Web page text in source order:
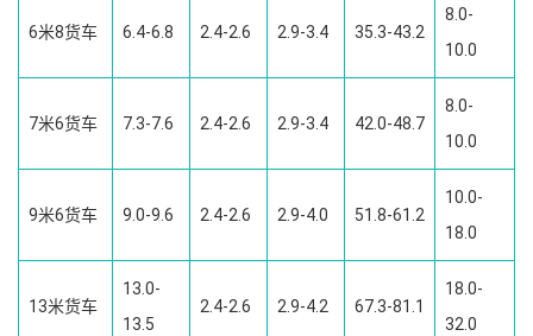
6米8货车 6.4-6.8 2.4-2.6 2.9-3.4 35.3-43.2
8.0-
10.0
7米6货车 7.3-7.6 2.4-2.6 2.9-3.4 42.0-48.7
8.0-
10.0
9米6货车 9.0-9.6 2.4-2.6 2.9-4.0 51.8-61.2
10.0-
18.0
13米货车
13.0-
13.5
2.4-2.6 2.9-4.2 67.3-81.1
18.0-
32.0